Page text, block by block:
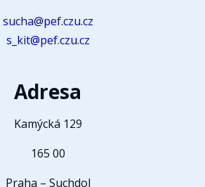
sucha@pef.czu.cz
s_kit@pef.czu.cz
Adresa
Kamýcká 129
165 00
Praha – Suchdol